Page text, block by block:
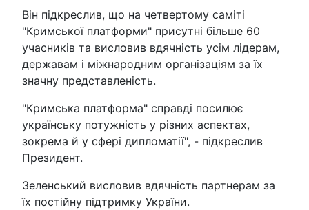
Він підкреслив, що на четвертому саміті
"Кримської платформи" присутні більше 60
учасників та висловив вдячність усім лідерам,
державам і міжнародним організаціям за їх
значну представленість.
"Кримська платформа" справді посилює
українську потужність у різних аспектах,
зокрема й у сфері дипломатії", - підкреслив
Президент.
Зеленський висловив вдячність партнерам за
їх постійну підтримку України.